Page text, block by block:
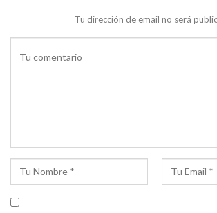
Tu dirección de email no será